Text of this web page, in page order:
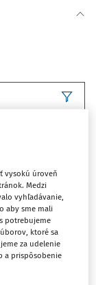
zn. 1
o
zámer)
vysokú úroveň
Medzi
vyhľadávanie,
aby sme mali
potrebujeme
ktoré sa
za udelenie
a prispôsobenie